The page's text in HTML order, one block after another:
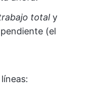
totaly
(el